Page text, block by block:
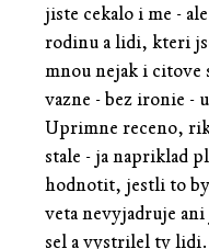
jiste cekalo i me -
rodinu a lidi, kteri
mnou nejak i citove
vazne - bez ironie -
Uprimne receno,
stale - ja napriklad
hodnotit, jestli to
veta nevyjadruje
sel a vystrilel ty